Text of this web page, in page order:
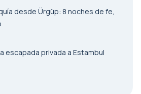
desde Ürgüp: 8 noches de fe,
escapada privada a Estambul